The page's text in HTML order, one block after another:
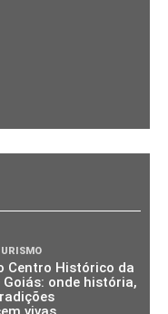
Centro Histórico da
Goiás: onde história,